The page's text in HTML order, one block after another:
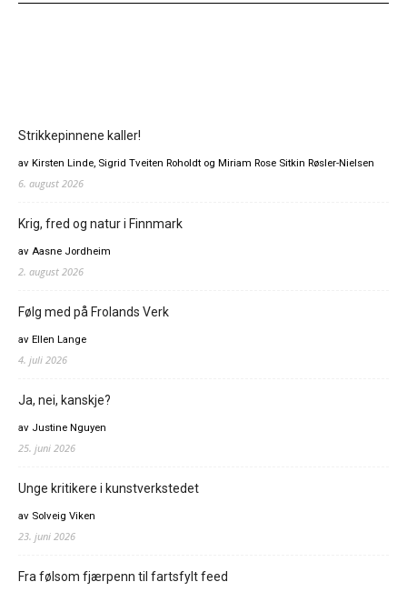
Strikkepinnene kaller!
av Kirsten Linde, Sigrid Tveiten Roholdt og Miriam Rose Sitkin Røsler-Nielsen
6. august 2026
Krig, fred og natur i Finnmark
av Aasne Jordheim
2. august 2026
Følg med på Frolands Verk
av Ellen Lange
4. juli 2026
Ja, nei, kanskje?
av Justine Nguyen
25. juni 2026
Unge kritikere i kunstverkstedet
av Solveig Viken
23. juni 2026
Fra følsom fjærpenn til fartsfylt feed